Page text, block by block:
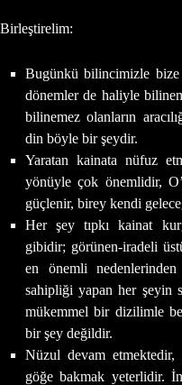
Birleştirelim:
Bugünkü bilincimizle
dönemler de haliyle
bilinemez olanların
din böyle bir şeydir.
Yaratan kainata nüfuz
yönüyle çok önemlidir,
güçlenir, birey kendi
Her şey tıpkı kainat
gibidir; görünen-iradeli
en önemli
sahipliği yapan her şeyin
mükemmel bir dizilimle
bir şey değildir.
Nüzul devam etmektedir,
göğe bakmak yeterlidir.